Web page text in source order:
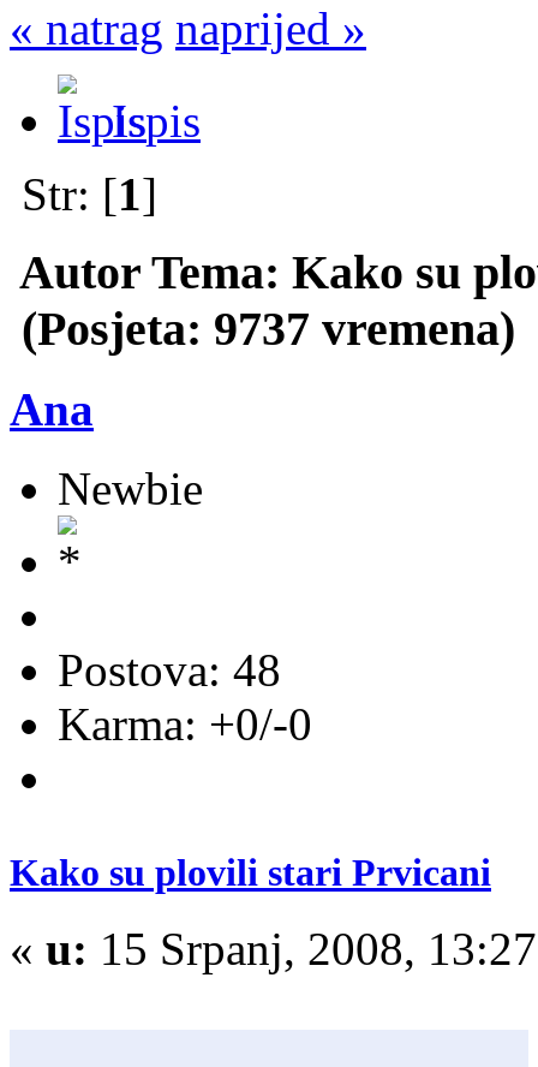
« natrag naprijed »
Ispis
Str: [1]
Autor Tema: Kako su
(Posjeta: 9737 vremena)
Ana
Newbie
Postova: 48
Karma: +0/-0
Kako su plovili stari Prvicani
« u: 15 Srpanj, 2008,